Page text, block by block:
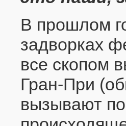
В прошлом
задворках
все скопом
Гран-При
вызывают